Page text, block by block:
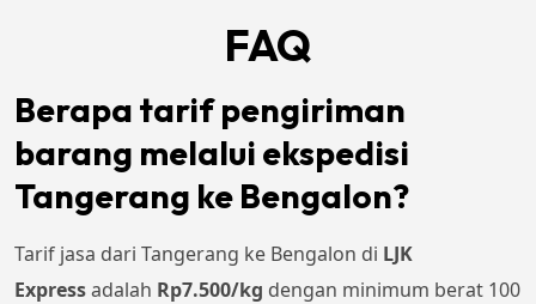
FAQ
Berapa tarif pengiriman
barang melalui ekspedisi
Tangerang ke Bengalon?
Tarif jasa dari Tangerang ke Bengalon di LJK
Expressadalah Rp7.500/kg dengan minimum berat 100